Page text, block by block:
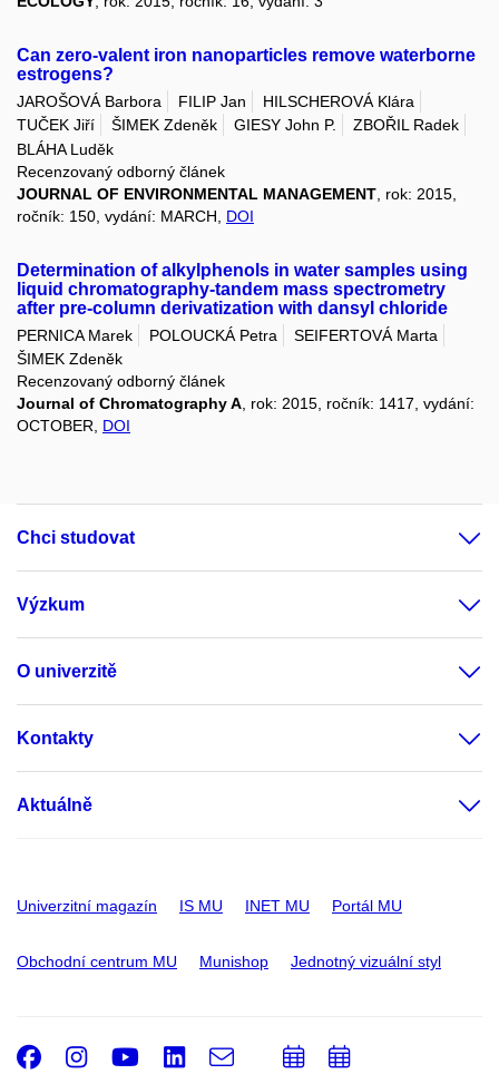
Can zero-valent iron nanoparticles remove waterborne
estrogens?
JAROŠOVÁ Barbora FILIP Jan
HILSCHEROVÁ Klára
TUČEK Jiří
ŠIMEK Zdeněk GIESY John P.
ZBOŘIL Radek
BLÁHA Luděk
Recenzovaný odborný článek
JOURNAL OF ENVIRONMENTAL MANAGEMENT , rok: 2015,
ročník: 150, vydání: MARCH, DOI
Determination of alkylphenols in water samples using
liquid chromatography-tandem mass spectrometry
after pre-column derivatization with dansyl chloride
PERNICA Marek POLOUCKÁ Petra
SEIFERTOVÁ Marta
ŠIMEK Zdeněk
Recenzovaný odborný článek
Journal of Chromatography A, rok: 2015, ročník: 1417, vydání:
OCTOBER, DOI
Chci studovat
Výzkum
O univerzitě
Kontakty
Aktuálně
Univerzitní magazín IS MU INET MU Portál MU
Obchodní centrum MU Munishop Jednotný vizuální styl
Facebook
Instagram
Youtube
LinkedIn
e-
PřidatPřidat